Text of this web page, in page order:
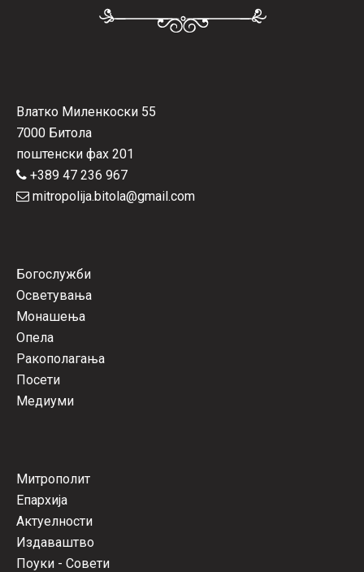
Влатко Миленкоски 55
7000 Битола
поштенски фах 201
+389 47 236 967
mitropolija.bitola@gmail.com
Богослужби
Осветувања
Монашења
Опела
Ракополагања
Посети
Медиуми
Митрополит
Епархија
Актуелности
Издаваштво
Поуки - Совети